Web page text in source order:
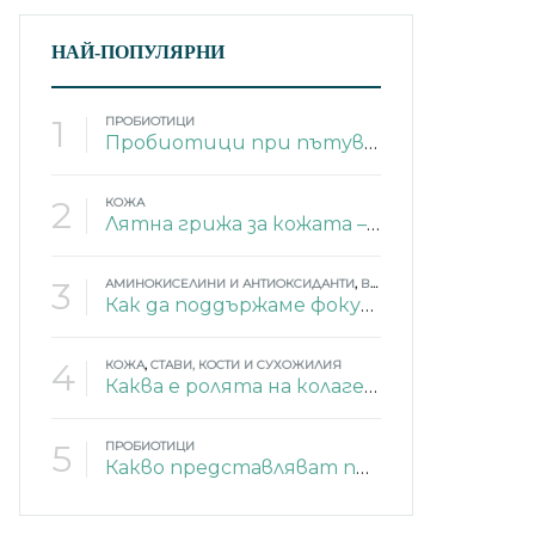
НАЙ-ПОПУЛЯРНИ
1 ПРОБИОТИЦИ
Пробиотици при пътуване
2 КОЖА
Лятна грижа за кожата – 4 изненадващи съставки
3 АМИНОКИСЕЛИНИ И АНТИОКСИДАНТИ, ВИТАМИНИ
Как да поддържаме фокус и памет през лятото?
4 КОЖА, СТАВИ, КОСТИ И СУХОЖИЛИЯ
Каква е ролята на колагена в тялото?
5 ПРОБИОТИЦИ
Какво представляват пробиотиците?